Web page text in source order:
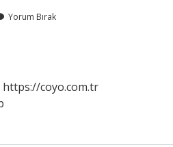
Yorum Bırak
https://coyo.com.tr